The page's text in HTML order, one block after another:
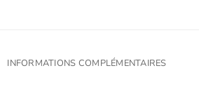
INFORMATIONS COMPLÉMENTAIRES